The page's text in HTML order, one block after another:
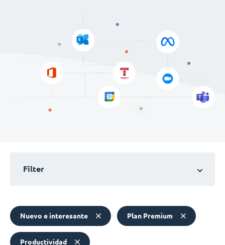
Filter
Nuevo e interesante Plan Premium
Productividad